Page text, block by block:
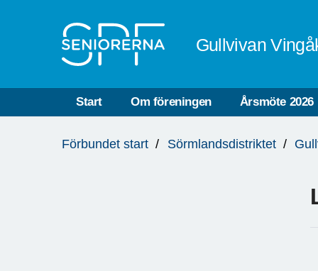
Gullvivan
Start Om föreningen Årsmöte 2026
är
Förbundet start Sörmlandsdistriktet